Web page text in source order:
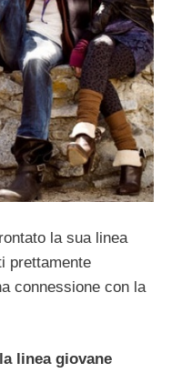
la sua linea
prettamente
connessione con la
linea giovane